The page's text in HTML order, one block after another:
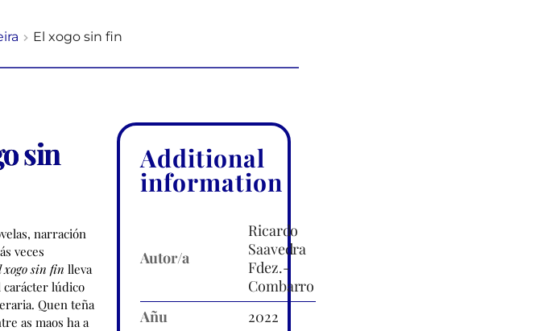
El xogo sin fin
sin
narración
veces
xogo sin fin lleva
carácter lúdico
Quen teña
as maos ha a
Additional
information
Autor/a
Ricardo
Saavedra
Fdez.-
Combarro
Añu
2022